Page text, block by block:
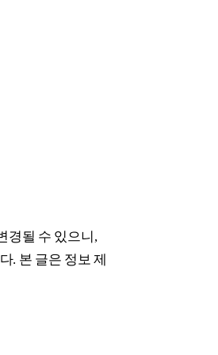
경될 수 있으니,
. 본 글은 정보 제